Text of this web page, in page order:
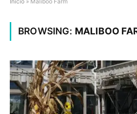
BROWSING: MALIBOO